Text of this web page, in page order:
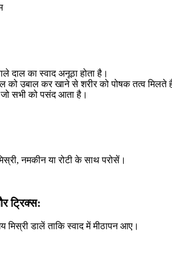
दाल का स्वाद अनूठा होता है।
को उबाल कर खाने से शरीर को पोषक तत्व मिलते
जो सभी को पसंद आता है।
नमकीन या रोटी के साथ परोसें।
ट्रिक्स:
डालें ताकि स्वाद में मीठापन आए।